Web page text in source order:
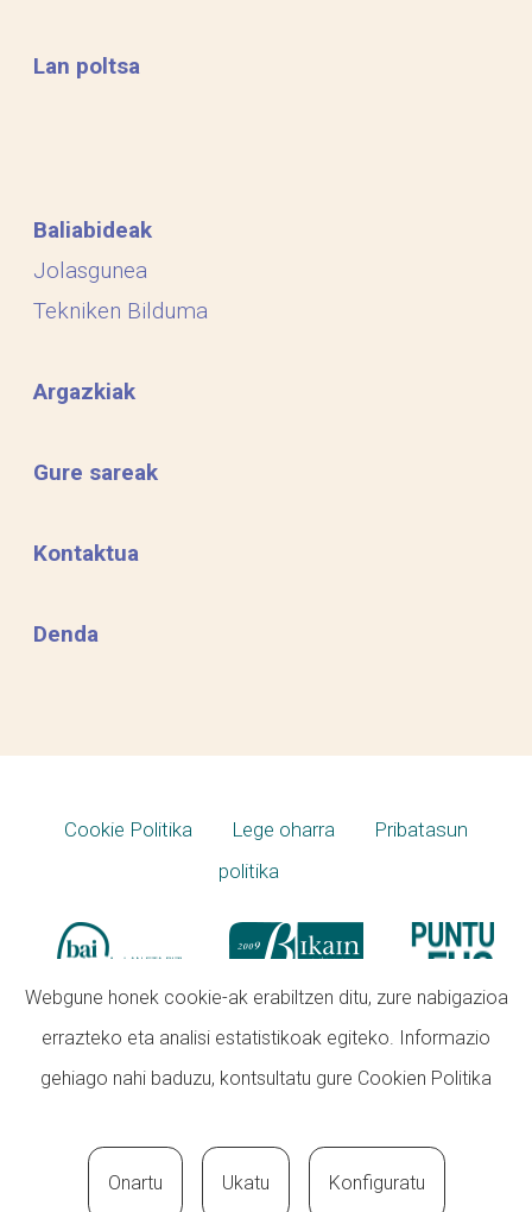
Lan poltsa
Baliabideak
Jolasgunea
Tekniken Bilduma
Argazkiak
Gure sareak
Kontaktua
Denda
Cookie Politika Lege oharra
Pribatasun
politika
Webgune honek cookie-ak erabiltzen ditu, zure nabigazioa
errazteko eta analisi estatistikoak egiteko. Informazio
gehiago nahi baduzu, kontsultatu gure Cookien Politika
Onartu Ukatu Konfiguratu